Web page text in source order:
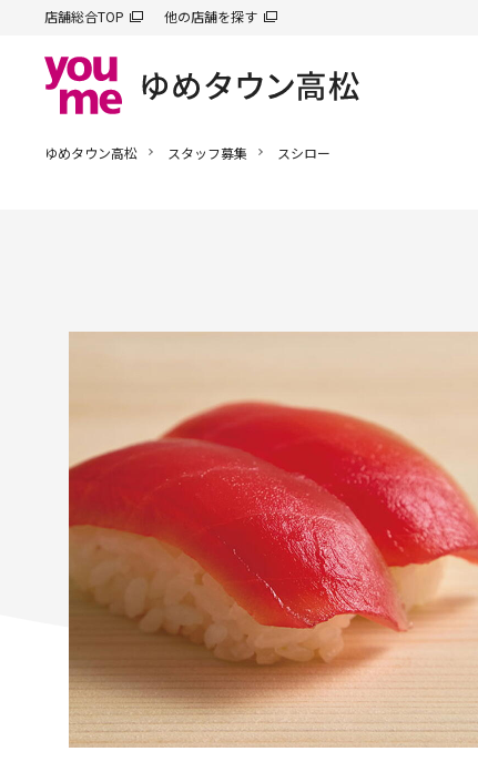
店舗総合TOP 他の店舗を探す
ゆめタウン高松 スタッフ募集 スシロー